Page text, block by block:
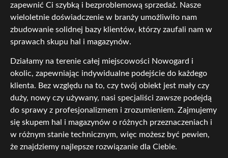
zapewnić Ci szybką i bezproblemową sprzedaż. Nasze
wieloletnie doświadczenie w branży umożliwiło nam
zbudowanie solidnej bazy klientów, którzy zaufali nam w
sprawach skupu hal i magazynów.
Działamy na terenie całej miejscowości Nowogard i
okolic, zapewniając indywidualne podejście do każdego
klienta. Bez względu na to, czy twój obiekt jest mały czy
duży, nowy czy używany, nasi specjaliści zawsze podejdą
do sprawy z profesjonalizmem i zrozumieniem. Zajmujemy
się skupem hal i magazynów o różnych przeznaczeniach i
w różnym stanie technicznym, więc możesz być pewien,
że znajdziemy najlepsze rozwiązanie dla Ciebie.